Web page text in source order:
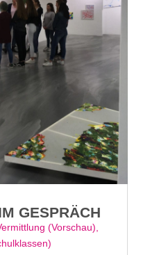
GESPRÄCH
(Vorschau),